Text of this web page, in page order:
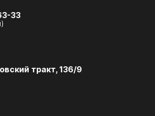
33
тракт, 136/9